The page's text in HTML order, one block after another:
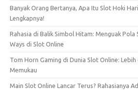
Banyak Orang Bertanya, Apa Itu Slot Hoki
Lengkapnya!
Rahasia di Balik Simbol Hitam: Menguak
Ways di Slot Online
Tom Horn Gaming di Dunia Slot Online:
Memukau
Main Slot Online Lancar Terus? Rahasianya